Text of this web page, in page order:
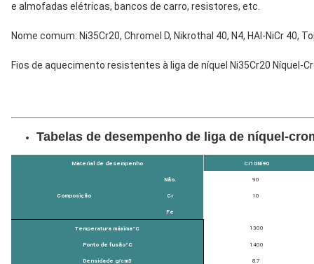
e almofadas elétricas, bancos de carro, resistores, etc.
Nome comum: Ni35Cr20, Chromel D, Nikrothal 40, N4, HAI-NiCr 40,
Fios de aquecimento resistentes à liga de níquel Ni35Cr20 Níquel-
Tabelas de desempenho de liga de níquel-
Material de desempenho Cr10Ni90
Composição
Não. 90
Cr 10
Fe
Temperatura máxima°C 1300
Ponto de fusão°C 1400
Densidade g/cm3 8.7